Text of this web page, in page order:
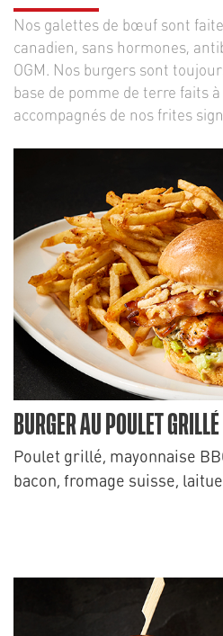
Nos galettes de bœuf sont
canadien, sans hormones,
OGM. Nos burgers sont
base de pomme de terre faits
accompagnés de nos frites
BURGER AU POULET GRILLÉ
Poulet grillé, mayonnaise
bacon, fromage suisse,